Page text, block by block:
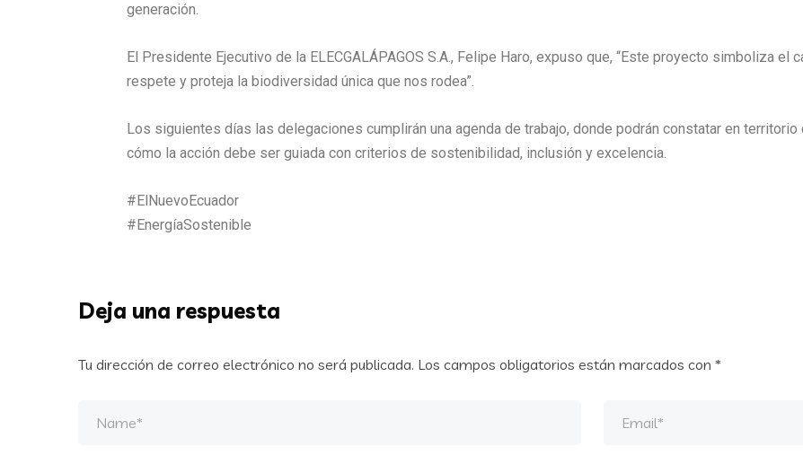
generación.
El Presidente Ejecutivo de la ELECGALÁPAGOS S.A., Felipe Haro, expuso que, “Este proyecto simboliza el
respete y proteja la biodiversidad única que nos rodea”.
Los siguientes días las delegaciones cumplirán una agenda de trabajo, donde podrán constatar en
cómo la acción debe ser guiada con criterios de sostenibilidad, inclusión y excelencia.
#ElNuevoEcuador
#EnergíaSostenible
Deja una respuesta
Tu dirección de correo electrónico no será publicada. Los campos obligatorios están marcados con *